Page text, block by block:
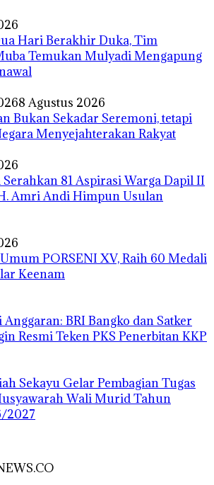
Hari Berakhir Duka, Tim
Temukan Mulyadi Mengapung
8 Agustus 2026
Bukan Sekadar Seremoni, tetapi
Menyejahterakan Rakyat
Serahkan 81 Aspirasi Warga Dapil II
Amri Andi Himpun Usulan
PORSENI XV, Raih 60 Medali
Keenam
BRI Bangko dan Satker
Resmi Teken PKS Penerbitan KKP
Sekayu Gelar Pembagian Tugas
Wali Murid Tahun
2027